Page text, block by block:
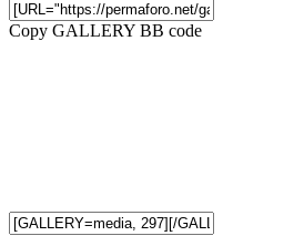
Copy GALLERY BB code